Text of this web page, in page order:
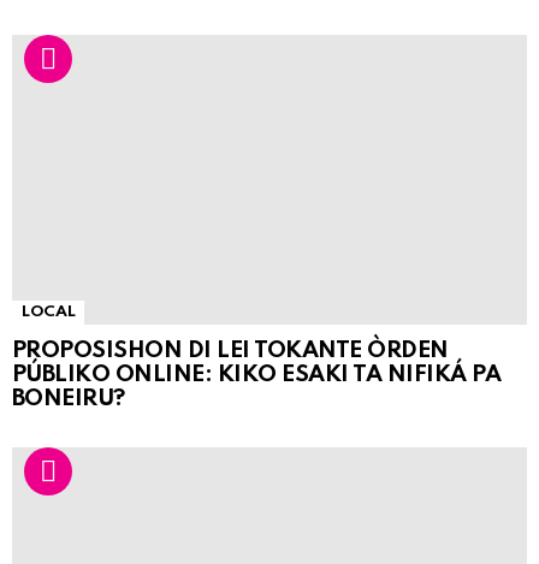
LOCAL
PROPOSISHON DI LEI TOKANTE ÒRDEN
PÚBLIKO ONLINE: KIKO ESAKI TA NIFIKÁ PA
BONEIRU?